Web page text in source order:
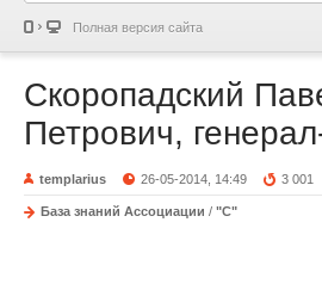
Полная версия сайта
Скоропадский
Петрович,
templarius 26-05-2014, 14:49 3 001
База знаний Ассоциации / "С"